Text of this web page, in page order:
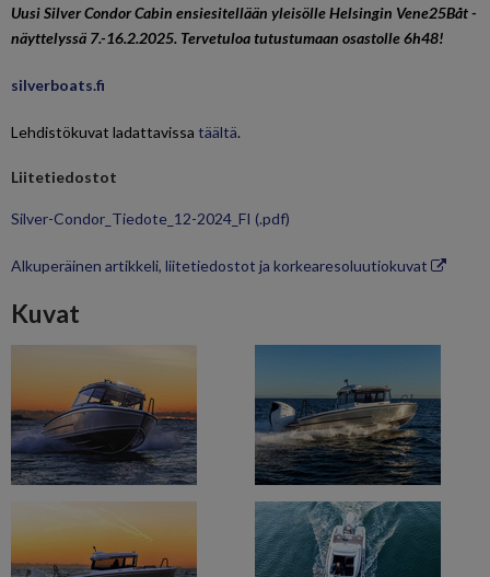
Uusi Silver Condor Cabin ensiesitellään yleisölle Helsingin Vene25Båt -
näyttelyssä 7.-16.2.2025. Tervetuloa tutustumaan osastolle 6h48!
silverboats.fi
Lehdistökuvat ladattavissa täältä.
Liitetiedostot
Silver-Condor_Tiedote_12-2024_FI (.pdf)
Alkuperäinen artikkeli, liitetiedostot ja korkearesoluutiokuvat
Kuvat